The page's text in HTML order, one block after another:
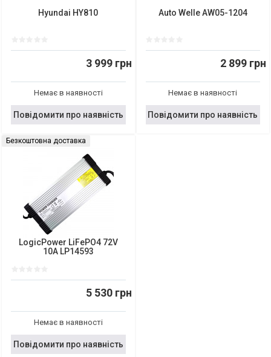
Hyundai HY810
3 999 грн
Немає в наявності
Повідомити про наявність
Auto Welle AW05-1204
2 899 грн
Немає в наявності
Повідомити про наявність
Безкоштовна доставка
LogicPower LiFePO4 72V
10A LP14593
5 530 грн
Немає в наявності
Повідомити про наявність